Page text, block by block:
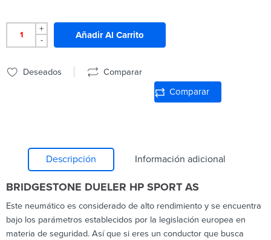
+
-
Añadir Al Carrito
Deseados Comparar
Comparar
Descripción Información adicional
BRIDGESTONE DUELER HP SPORT AS
Este neumático es considerado de alto rendimiento y se encuentra
bajo los parámetros establecidos por la legislación europea en
materia de seguridad. Así que si eres un conductor que busca